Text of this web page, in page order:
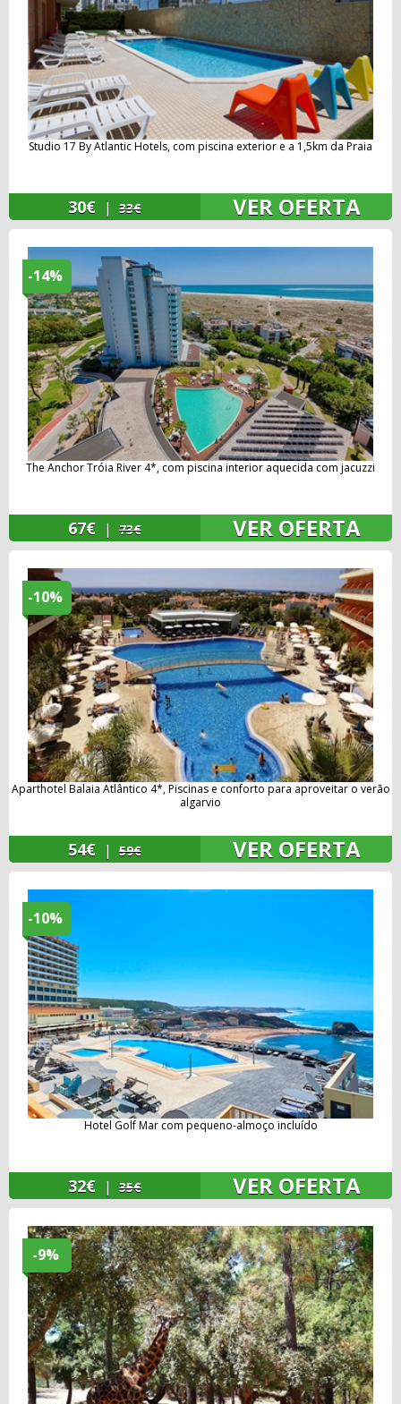
Studio 17 By Atlantic Hotels, com piscina exterior e a 1,5km da Praia
30€ | 33€ VER OFERTA
-14%
The Anchor Tróia River 4*, com piscina interior aquecida com jacuzzi
67€ | 73€ VER OFERTA
-10%
Aparthotel Balaia Atlântico 4*, Piscinas e conforto para aproveitar o verão
algarvio
54€ | 59€ VER OFERTA
-10%
Hotel Golf Mar com pequeno-almoço incluído
32€ | 35€ VER OFERTA
-9%